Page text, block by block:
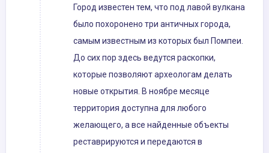
Город известен тем, что под лавой вулкана
было похоронено три античных города,
самым известным из которых был Помпеи.
До сих пор здесь ведутся раскопки,
которые позволяют археологам делать
новые открытия. В ноябре месяце
территория доступна для любого
желающего, а все найденные объекты
реставрируются и передаются в